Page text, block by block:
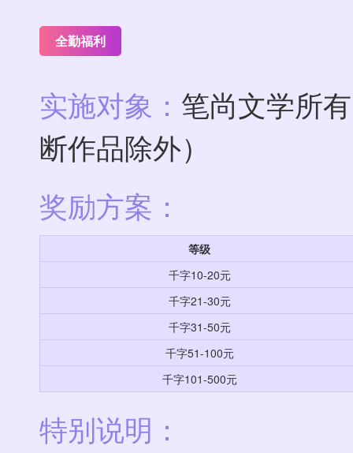
全勤福利
实施对象： 笔尚文学所
断作品除外）
奖励方案：
等级
千字10-20元
千字21-30元
千字31-50元
千字51-100元
千字101-500元
特别说明：